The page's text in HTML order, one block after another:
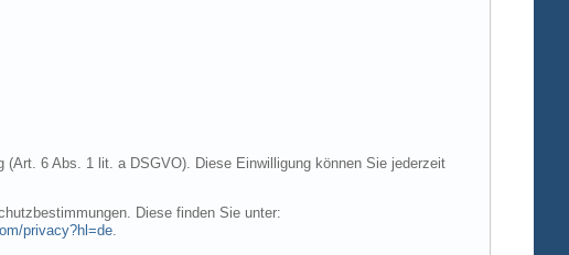
(Art. 6 Abs. 1 lit. a DSGVO). Diese Einwilligung können Sie jederzeit
Diese finden Sie unter:
privacy?hl=de.